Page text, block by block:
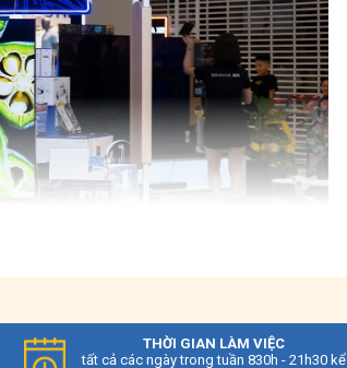
THỜI GIAN LÀM VIỆC
tất cả các ngày trong tuần 830h - 21h30 kể